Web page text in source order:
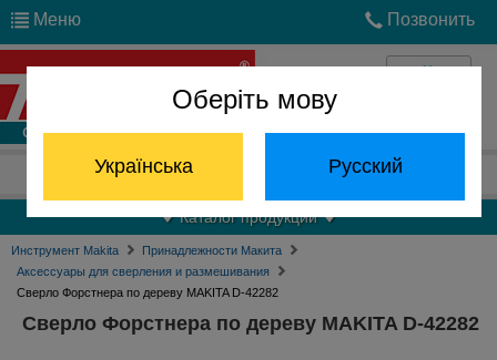
Оберіть мову
Українська Русский
Меню Позвонить
Войти
Отдел запчастей: (068) 824-24-24
Каталог продукции
Инструмент Makita
Принадлежности Макита
Аксессуары для сверления и размешивания
Сверло Форстнера по дереву MAKITA D-42282
Сверло Форстнера по дереву MAKITA D-42282